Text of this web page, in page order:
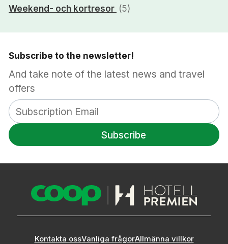
Weekend- och kortresor (5)
Subscribe to the newsletter!
And take note of the latest news and travel
offers
Subscribe
Kontakta ossVanliga frågorAllmänna villkor